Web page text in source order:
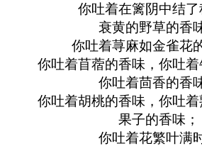
你吐着在篱阴中结了
衰黄的野草的香
你吐着荨麻如金雀花
你吐着苜蓿的香味，你吐着
你吐着茴香的香
你吐着胡桃的香味，你吐
果子的香味；
你吐着花繁叶满